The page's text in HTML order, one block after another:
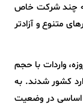
چند شرکت خاص
متنوع و آزادتر
داد: در سال گذشته و پس از جنگ ۱۲ روزه، واردات با حجم
کشور شدند. به
اساسی در وضعیت